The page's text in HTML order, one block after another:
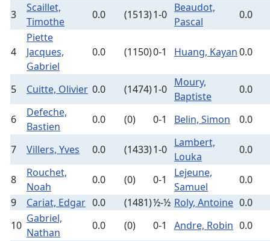
3
Scaillet,
Timothe
0.0 (1513)1-0
Beaudot,
Pascal
0.0
4
Piette
Jacques,
Gabriel
0.0 (1150)0-1 Huang, Kayan0.0
5 Cuitte, Olivier 0.0 (1474)1-0
Moury,
Baptiste
0.0
6
Defeche,
Bastien
0.0 (0) 0-1 Belin, Simon 0.0
7 Villers, Yves 0.0 (1433)1-0
Lambert,
Louka
0.0
8
Rouchet,
Noah
0.0 (0) 0-1
Lejeune,
Samuel
0.0
9
Cariat, Edgar 0.0 (1481)½-½ Roly, Antoine 0.0
10
Gabriel,
Nathan
0.0 (0) 0-1 Andre, Robin 0.0